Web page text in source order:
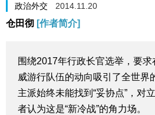
科技
深度报道
视觉日本
政治外交 2014.11.20
仓田彻 [作者简介]
围绕2017年行政长官选举，要
威游行队伍的动向吸引了全世界
主派始终未能找到“妥协点”，对
者认为这是“新冷战”的角力场。